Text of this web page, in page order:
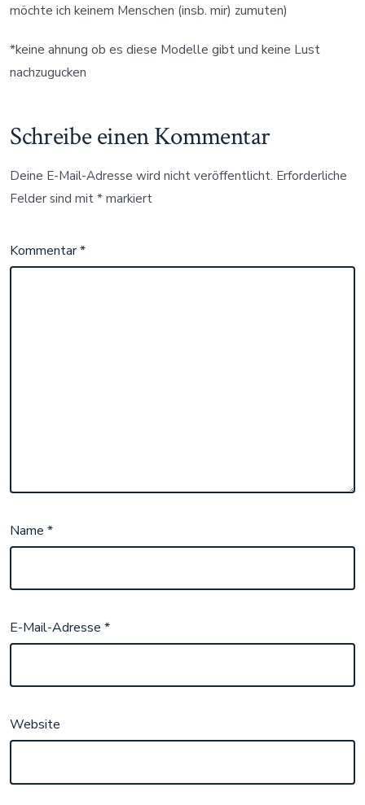
möchte ich keinem Menschen (insb. mir) zumuten)
*keine ahnung ob es diese Modelle gibt und keine Lust
nachzugucken
Schreibe einen Kommentar
Deine E-Mail-Adresse wird nicht veröffentlicht. Erforderliche
Felder sind mit* markiert
Kommentar*
Name*
E-Mail-Adresse*
Website